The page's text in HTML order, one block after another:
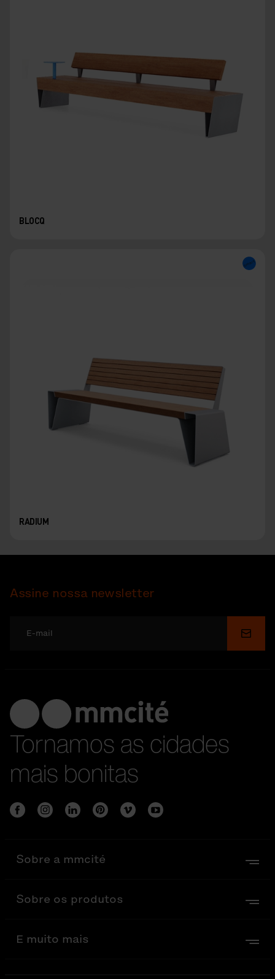
BLOCQ
RADIUM
Assine nossa newsletter
Enviar
Tornamos as cidades
mais bonitas
Sobre a mmcité
Sobre os produtos
E muito mais